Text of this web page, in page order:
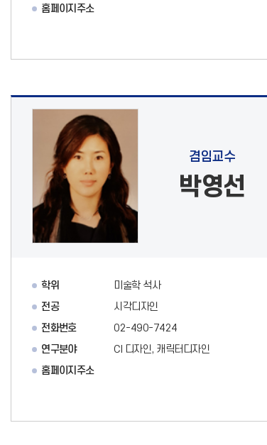
홈페이지주소
겸임교수
박영선
학위
미술학 석사
전공
시각디자인
전화번호
02-490-7424
연구분야
CI 디자인, 캐릭터디자인
홈페이지주소